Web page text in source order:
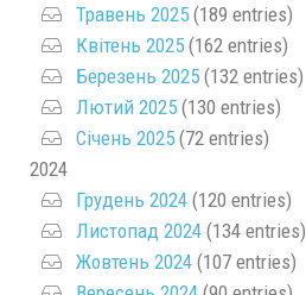
Травень 2025 (189 entries)
Квітень 2025 (162 entries)
Березень 2025 (132 entries)
Лютий 2025 (130 entries)
Січень 2025 (72 entries)
2024
Грудень 2024 (120 entries)
Листопад 2024 (134 entries)
Жовтень 2024 (107 entries)